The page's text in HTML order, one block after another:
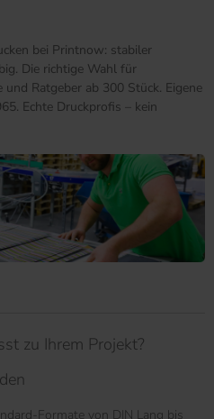
bei Printnow: stabiler
Die richtige Wahl für
und Ratgeber ab 300 Stück. Eigene
Echte Druckprofis – kein
zu Ihrem Projekt?
Formate von DIN Lang bis